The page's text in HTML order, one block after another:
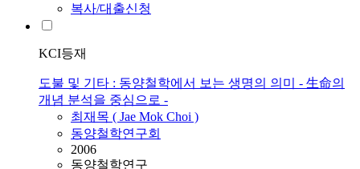
복사/대출신청
KCI등재
도불 및 기타 : 동양철학에서 보는 생명의 의미 - 生命의
개념 분석을 중심으로 -
최재목 ( Jae Mok Choi )
동양철학연구회
2006
동양철학연구